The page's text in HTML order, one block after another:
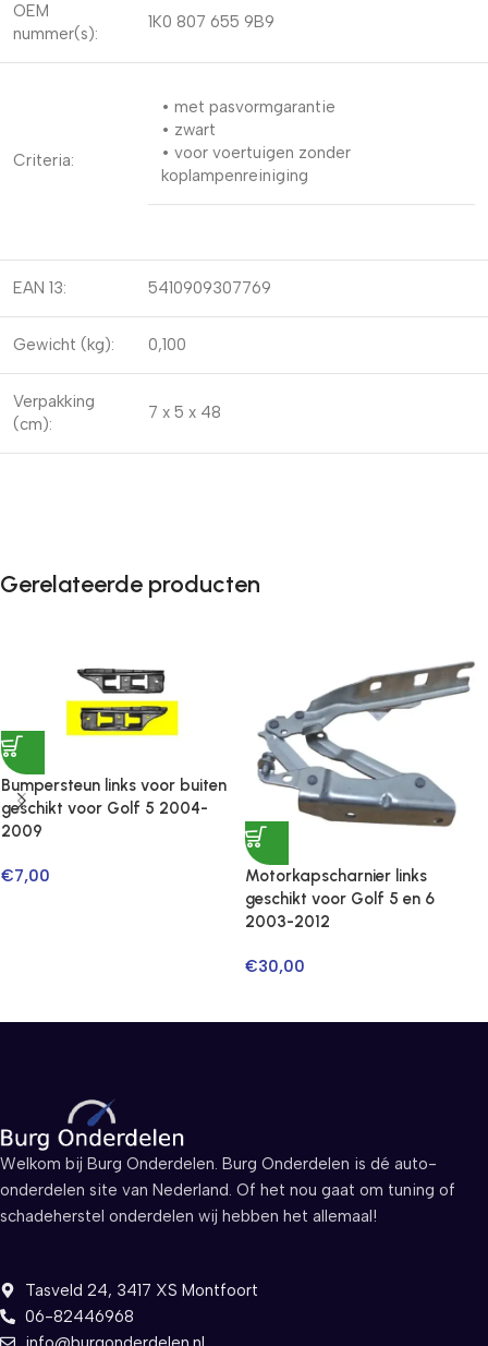
OEM
nummer(s):
1K0 807 655 9B9
Criteria:
• met pasvormgarantie
• zwart
• voor voertuigen zonder
koplampenreiniging
EAN 13: 5410909307769
Gewicht (kg): 0,100
Verpakking
(cm):
7 x 5 x 48
Gerelateerde producten
Bumpersteun links voor buiten
geschikt voor Golf 5 2004-
2009
€7,00
Motorkapscharnier links
geschikt voor Golf 5 en 6
2003-2012
€30,00
Welkom bij Burg Onderdelen. Burg Onderdelen is dé auto-
onderdelen site van Nederland. Of het nou gaat om tuning of
schadeherstel onderdelen wij hebben het allemaal!
Tasveld 24, 3417 XS Montfoort
06-82446968